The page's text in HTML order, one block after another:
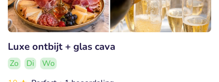
Luxe ontbijt + glas cava
Zo Di
Wo